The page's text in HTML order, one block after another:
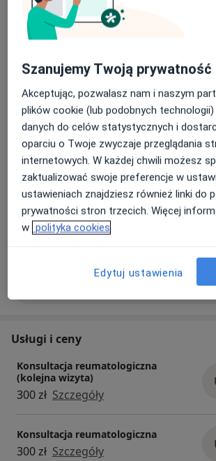
Pacjenci których przyjmuję
Dorośli (Tylko pod niektórymi
Rodzaje konsultacji
Zdjęcia i filmy
Usługi i ceny
Konsultacja reumatologiczna
(kolejna wizyta)
300 zł Szczegóły
Konsultacja reumatologiczna
300 zł Szczegóły
Szanujemy Twoją prywatność
Akceptując, pozwalasz nam i naszym
plików cookie (lub podobnych
danych do celów statystycznych i
oparciu o Twoje zwyczaje przeglądania
internetowych. W każdej chwili możesz
zaktualizować swoje preferencje w
ustawieniach znajdziesz również linki do
prywatności stron trzecich. Więcej
w polityka cookies
Edytuj ustawienia